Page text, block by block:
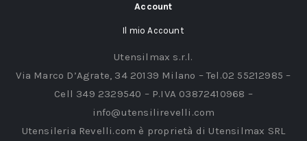
Account
Il mio Account
Utensilmax s.r.l.
Via Marco D’Agrate, 34 20139 Milano – Tel.02 55212985 –
Cell 349 2329540 – P.IVA 03872410968 –
info@utensilirevelli.com
Utensileria Revelli.com è proprietà di Utensilmax SRL